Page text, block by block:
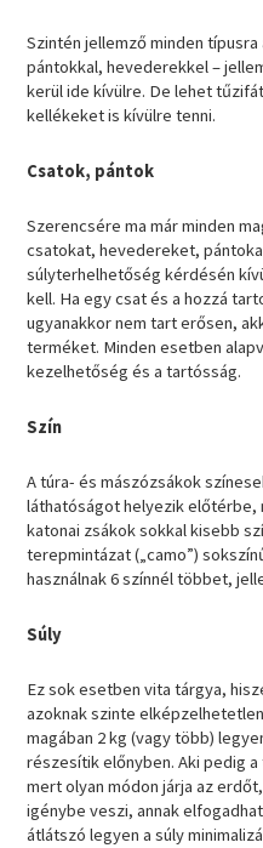
Szintén jellemző minden
pántokkal, hevederekkel –
kerül ide kívülre. De lehet
kellékeket is kívülre tenni.
Csatok, pántok
Szerencsére ma már minden
csatokat, hevedereket,
súlyterhelhetőség kérdésén
kell. Ha egy csat és a hozzá
ugyanakkor nem tart erősen,
terméket. Minden esetben
kezelhetőség és a tartósság.
Szín
A túra- és mászózsákok
láthatóságot helyezik előtérbe,
katonai zsákok sokkal kisebb
terepmintázat („camo”)
használnak 6 színnél többet,
Súly
Ez sok esetben vita tárgya,
azoknak szinte
magában 2 kg (vagy több)
részesítik előnyben. Aki pedig
mert olyan módon járja az
igénybe veszi, annak
átlátszó legyen a súly